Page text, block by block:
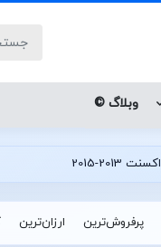
وبلاگ ©
اکسنت 2013-2015
پرفروش‌ترین ارزان‌ترین